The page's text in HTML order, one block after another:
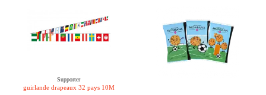
Supporter
guirlande drapeaux 32 pays 10M